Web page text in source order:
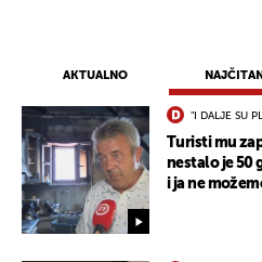
AKTUALNO
"I DALJE SU
Turisti mu
nestalo je 50
i ja ne